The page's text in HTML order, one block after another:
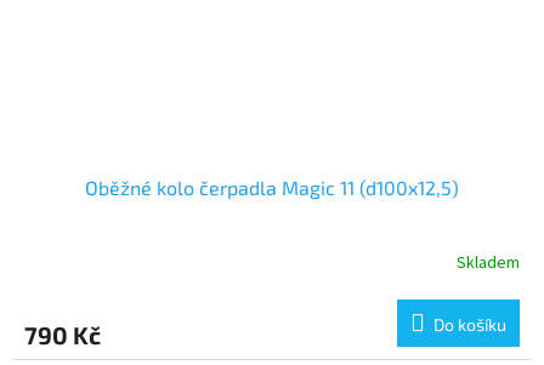
Oběžné kolo čerpadla Magic 11 (d100x12,5)
Skladem
790 Kč Do košíku